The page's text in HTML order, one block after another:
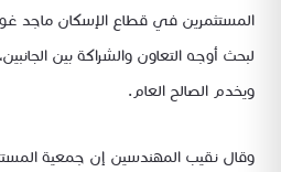
المستثمرين في قطاع الإسكان ماجد
لبحث أوجه التعاون والشراكة بين
ويخدم الصالح العام.
وقال نقيب المهندسين إن جمعية